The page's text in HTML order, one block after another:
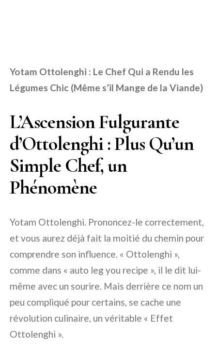
Yotam Ottolenghi : Le Chef Qui a Rendu les
Légumes Chic (Même s’il Mange de la Viande)
L’Ascension Fulgurante
d’Ottolenghi : Plus Qu’un
Simple Chef, un
Phénomène
Yotam Ottolenghi. Prononcez-le correctement,
et vous aurez déjà fait la moitié du chemin pour
comprendre son influence. « Ottolenghi »,
comme dans « auto leg you recipe », il le dit lui-
même avec un sourire. Mais derrière ce nom un
peu compliqué pour certains, se cache une
révolution culinaire, un véritable « Effet
Ottolenghi ».